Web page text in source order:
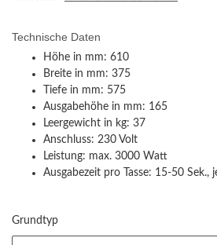
Technische Daten
Höhe in mm: 610
Breite in mm: 375
Tiefe in mm: 575
Ausgabehöhe in mm: 165
Leergewicht in kg: 37
Anschluss: 230 Volt
Leistung: max. 3000 Watt
Ausgabezeit pro Tasse: 15-50 Sek.,
Grundtyp